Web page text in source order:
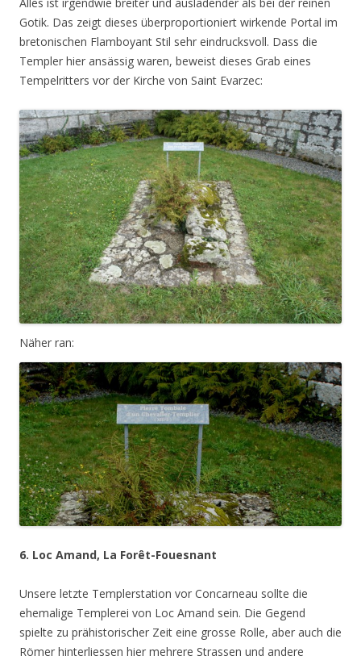
Gotik. Das zeigt dieses überproportioniert wirkende Portal im
bretonischen Flamboyant Stil sehr eindrucksvoll. Dass die
Templer hier ansässig waren, beweist dieses Grab eines
Tempelritters vor der Kirche von Saint Evarzec:
Näher ran:
6. Loc Amand, La Forêt-Fouesnant
Unsere letzte Templerstation vor Concarneau sollte die
ehemalige Templerei von Loc Amand sein. Die Gegend
spielte zu prähistorischer Zeit eine grosse Rolle, aber auch die
Römer hinterliessen hier mehrere Strassen und andere